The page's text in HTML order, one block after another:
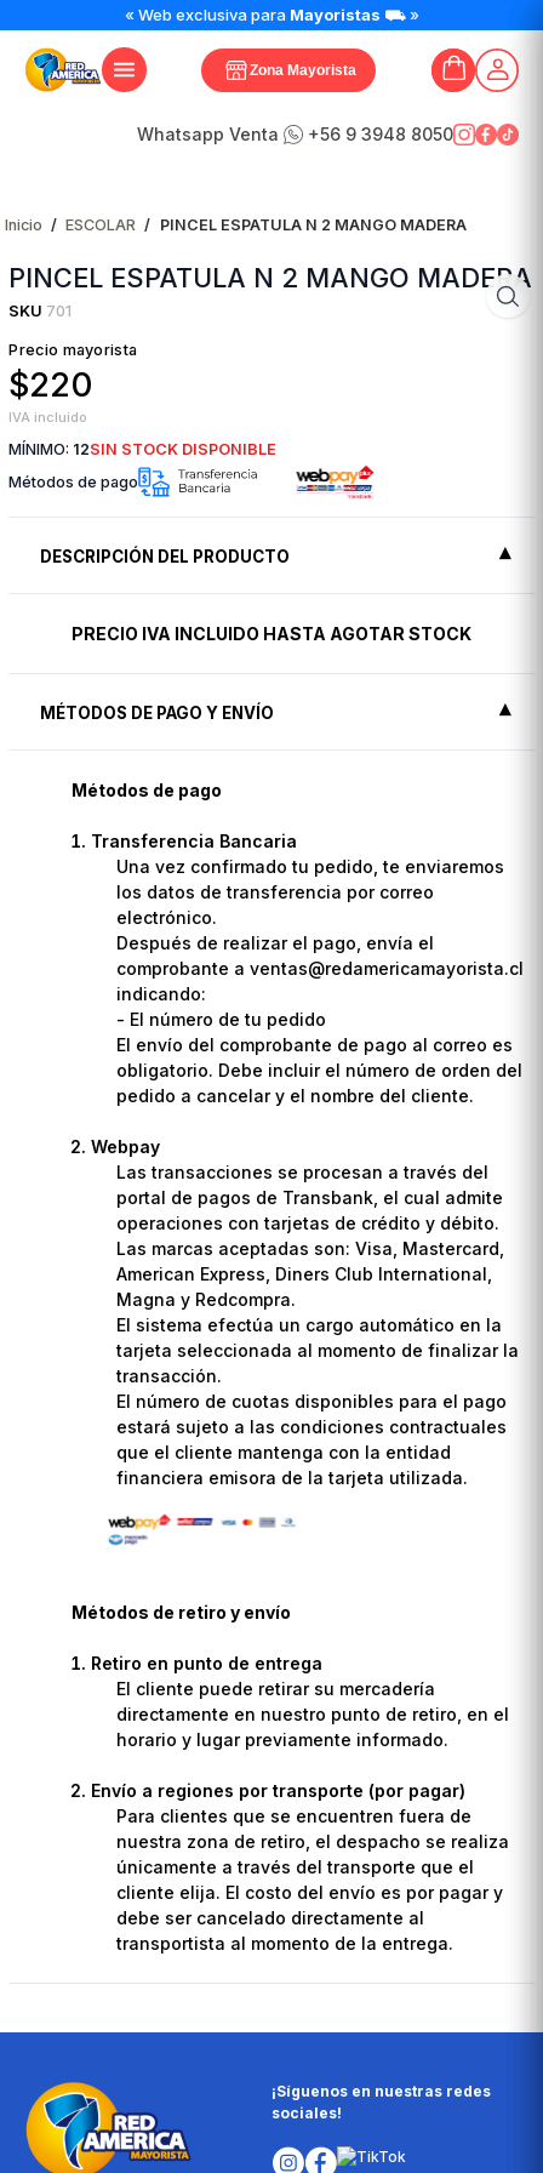
« Web exclusiva para Mayoristas ⛟ »
Zona Mayorista
Whatsapp Venta +56 9 3948 8050
Inicio / ESCOLAR / PINCEL ESPATULA N 2 MANGO MADERA
PINCEL ESPATULA N 2 MANGO MADERA
SKU 701
Precio mayorista
$220
IVA incluido
MÍNIMO: 12SIN STOCK DISPONIBLE
Métodos de pago
DESCRIPCIÓN DEL PRODUCTO
PRECIO IVA INCLUIDO HASTA AGOTAR STOCK
MÉTODOS DE PAGO Y ENVÍO
Métodos de pago
Transferencia Bancaria
Una vez confirmado tu pedido, te enviaremos
los datos de transferencia por correo
electrónico.
Después de realizar el pago, envía el
comprobante a ventas@redamericamayorista.cl
indicando:
- El número de tu pedido
El envío del comprobante de pago al correo es
obligatorio. Debe incluir el número de orden del
pedido a cancelar y el nombre del cliente.
Webpay
Las transacciones se procesan a través del
portal de pagos de Transbank, el cual admite
operaciones con tarjetas de crédito y débito.
Las marcas aceptadas son: Visa, Mastercard,
American Express, Diners Club International,
Magna y Redcompra.
El sistema efectúa un cargo automático en la
tarjeta seleccionada al momento de finalizar la
transacción.
El número de cuotas disponibles para el pago
estará sujeto a las condiciones contractuales
que el cliente mantenga con la entidad
financiera emisora de la tarjeta utilizada.
Métodos de retiro y envío
Retiro en punto de entrega
El cliente puede retirar su mercadería
directamente en nuestro punto de retiro, en el
horario y lugar previamente informado.
Envío a regiones por transporte (por pagar)
Para clientes que se encuentren fuera de
nuestra zona de retiro, el despacho se realiza
únicamente a través del transporte que el
cliente elija. El costo del envío es por pagar y
debe ser cancelado directamente al
transportista al momento de la entrega.
¡Síguenos en nuestras redes
sociales!